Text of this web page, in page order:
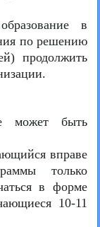
в
по решению
продолжить
может быть
вправе
только
в форме
10-11